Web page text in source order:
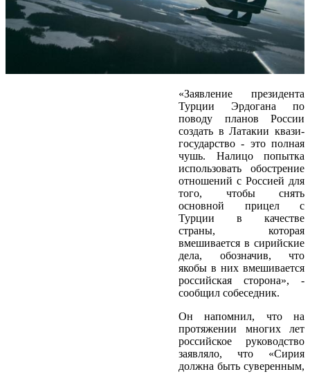
«Заявление президента
Турции Эрдогана по
поводу планов России
создать в Латакии квази-
государство - это полная
чушь. Налицо попытка
использовать обострение
отношений с Россией для
того, чтобы снять
основной прицел с
Турции в качестве
страны, которая
вмешивается в сирийские
дела, обозначив, что
якобы в них вмешивается
российская сторона», -
сообщил собеседник.
Он напомнил, что на
протяжении многих лет
российское руководство
заявляло, что «Сирия
должна быть суверенным,